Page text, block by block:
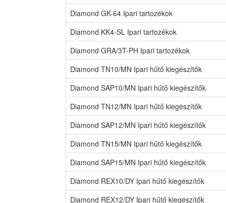
Diamond GK-64 Ipari tartozékok
Diamond KK4-SL Ipari tartozékok
Diamond GRA/3T-PH Ipari tartozékok
Diamond TN10/MN Ipari hűtő kiegészítők
Diamond SAP10/MN Ipari hűtő kiegészítők
Diamond TN12/MN Ipari hűtő kiegészítők
Diamond SAP12/MN Ipari hűtő kiegészítők
Diamond TN15/MN Ipari hűtő kiegészítők
Diamond SAP15/MN Ipari hűtő kiegészítők
Diamond REX10/DY Ipari hűtő kiegészítők
Diamond REX12/DY Ipari hűtő kiegészítők